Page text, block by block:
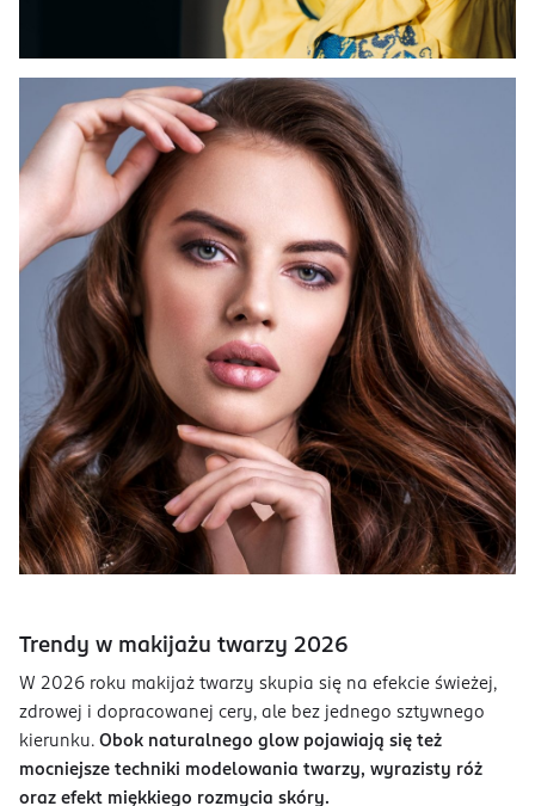
Trendy w makijażu twarzy 2026
W 2026 roku makijaż twarzy skupia się na efekcie świeżej,
zdrowej i dopracowanej cery, ale bez jednego sztywnego
kierunku. Obok naturalnego glow pojawiają się też
mocniejsze techniki modelowania twarzy, wyrazisty róż
oraz efekt miękkiego rozmycia skóry.